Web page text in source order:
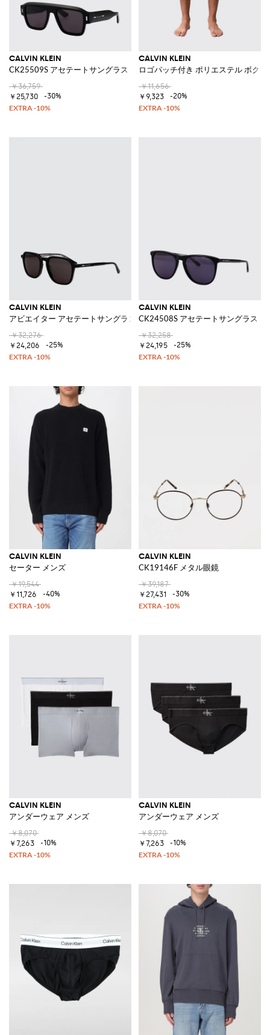
CALVIN KLEIN
CK25509S アセテートサングラス
￥36,759
￥25,730
-30%
CALVIN KLEIN
ロゴパッチ付き ポリエステル ボク
￥11,656
￥9,323
-20%
CALVIN KLEIN
アビエイター アセテートサングラス CR-39レンズ付き
￥32,276
￥24,206
-25%
CALVIN KLEIN
CK24508S アセテートサングラス
￥32,258
￥24,195
-25%
CALVIN KLEIN
セーター メンズ
￥19,544
￥11,726
-40%
CALVIN KLEIN
CK19146F メタル眼鏡
￥39,187
￥27,431
-30%
CALVIN KLEIN
アンダーウェア メンズ
￥8,070
￥7,263
-10%
CALVIN KLEIN
アンダーウェア メンズ
￥8,070
￥7,263
-10%